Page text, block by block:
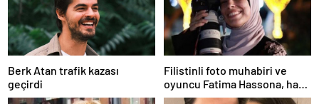
Berk Atan trafik kazası
geçirdi
Filistinli foto muhabiri ve
oyuncu Fatima Hassona, hava
saldırısı sonucu hayatını